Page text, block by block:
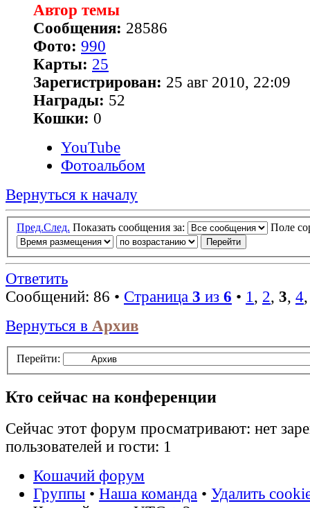
Автор темы
Сообщения: 28586
Фото: 990
Карты: 25
Зарегистрирован: 25 авг 2010, 22:09
Награды: 52
Кошки: 0
YouTube
Фотоальбом
Вернуться к началу
Пред.След. Показать сообщения за: Поле
Ответить
Сообщений: 86 • Страница 3 из 6 • 1, 2, 3, 4
Вернуться в Архив
Перейти:
Кто сейчас на конференции
Сейчас этот форум просматривают: нет
пользователей и гости: 1
Кошачий форум
Группы • Наша команда • Удалить